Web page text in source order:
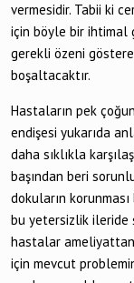
vermesidir. Tabii ki
için böyle bir ihtimal
gerekli özeni
boşaltacaktır.
Hastaların pek
endişesi yukarıda
daha sıklıkla
başından beri
dokuların
bu yetersizlik ileride
hastalar
için mevcut